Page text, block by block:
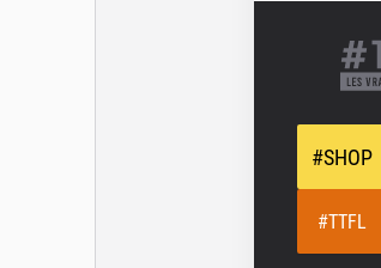
#SHOP
#TTFL